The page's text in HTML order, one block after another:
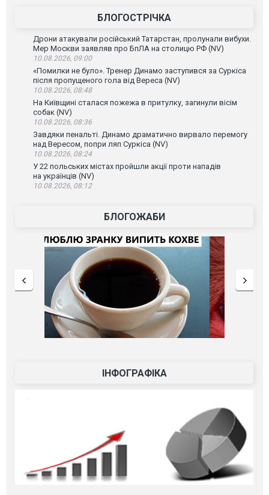
БЛОГОСТРІЧКА
Дрони атакували російський Татарстан, пролунали вибухи.
Мер Москви заявляв про БпЛА на столицю РФ (NV)
10.08.2026, 09:00
«Помилки не було». Тренер Динамо заступився за Суркіса
після пропущеного гола від Вереса (NV)
10.08.2026, 08:48
На Київщині сталася пожежа в притулку, загинули вісім
собак (NV)
10.08.2026, 08:36
Завдяки пенальті. Динамо драматично вирвало перемогу
над Вересом, попри ляп Суркіса (NV)
10.08.2026, 08:24
У 22 польських містах пройшли акції проти нападів
на українців (NV)
10.08.2026, 08:12
БЛОГОЖАБИ
ІНФОГРАФІКА